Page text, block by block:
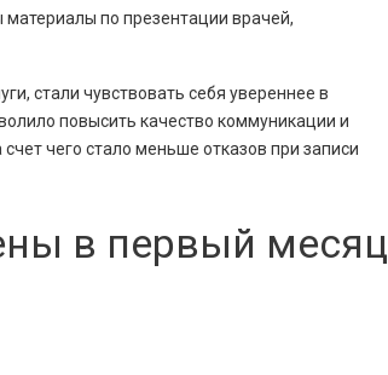
по презентации врачей,
стали чувствовать себя увереннее в
повысить качество коммуникации и
чего стало меньше отказов при записи
в первый месяц